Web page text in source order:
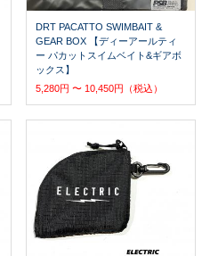
DRT PACATTO SWIMBAIT &
GEAR BOX 【ディーアールティ
ー パカットスイムベイト&ギアボ
ックス】
5,280円 〜 10,450円（税込）